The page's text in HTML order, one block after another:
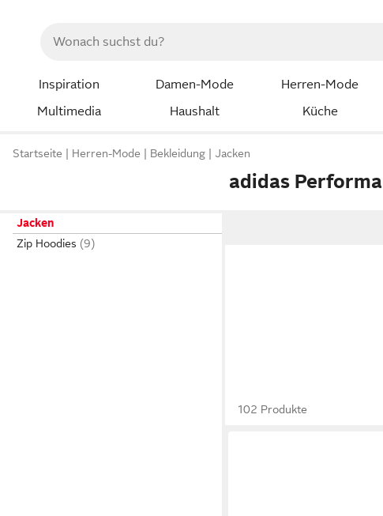
Inspiration Damen-Mode Herren-Mode
Multimedia
Haushalt Küche
Startseite Herren-Mode Bekleidung Jacken
adidas
Jacken
Zip Hoodies
102 Produkte